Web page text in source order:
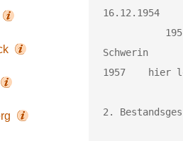
16.12.1954	Zusammenlegung der Lehrkombinate mit den Spezialwerkstätten
Schwerin
1957	hier letzte Niederschrift der MTS
2.